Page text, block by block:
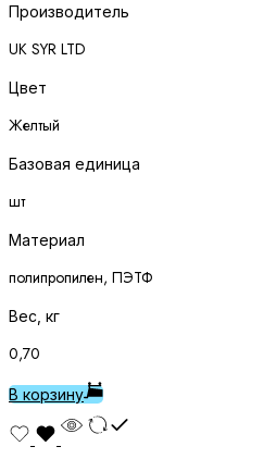
Производитель
UK SYR LTD
Цвет
Желтый
Базовая единица
шт
Материал
полипропилен, ПЭТФ
Вес, кг
0,70
В корзину